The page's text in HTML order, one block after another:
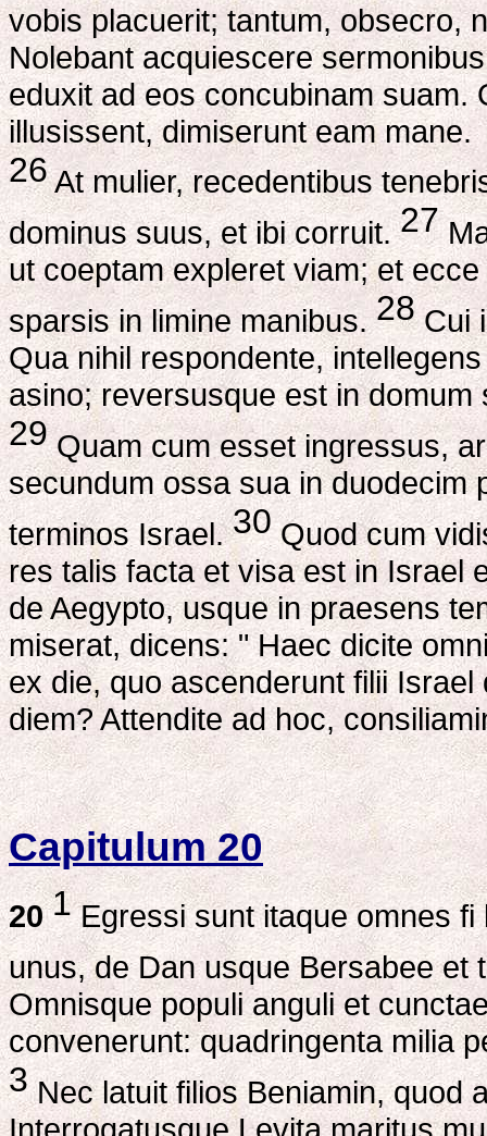
vobis placuerit; tantum, obsecro,
Nolebant acquiescere
eduxit ad eos concubinam suam.
illusissent, dimiserunt eam mane.
26At mulier, recedentibus
dominus suus, et ibi corruit.27
ut coeptam expleret viam; et
sparsis in limine manibus.28Cui
Qua nihil respondente,
asino; reversusque est in domum
29Quam cum esset ingressus,
secundum ossa sua in duodecim
terminos Israel.30Quod cum
res talis facta et visa est in Israel
de Aegypto, usque in praesens
miserat, dicens: " Haec dicite
ex die, quo ascenderunt filii
diem? Attendite ad hoc,
Capitulum 20
20 1Egressi sunt itaque omnes fi
unus, de Dan usque Bersabee
Omnisque populi anguli et
convenerunt: quadringenta milia
3Nec latuit filios Beniamin, quod
Interrogatusque Levita maritus